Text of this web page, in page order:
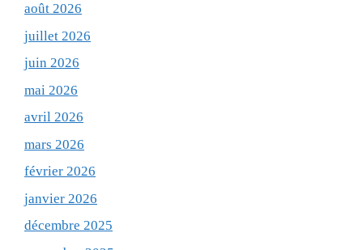
août 2026
juillet 2026
juin 2026
mai 2026
avril 2026
mars 2026
février 2026
janvier 2026
décembre 2025